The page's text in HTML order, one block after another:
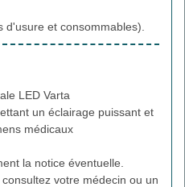
d'usure et consommables).
LED Varta
un éclairage puissant et
médicaux
la notice éventuelle.
votre médecin ou un